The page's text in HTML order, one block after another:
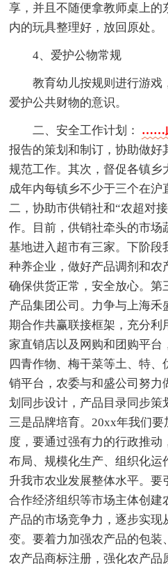
享，并且不随便拿教师桌上的
内的玩具整理好，放回原处。
4、爱护公物常规
教育幼儿按规则进行游戏
爱护公共财物的意识。
二、安全工作计划： ……
报告的策划和制订，协助做好
规范工作。其次，督促各镇乡
成年内每镇乡不少于三个在沪
二，协助市供销社和“农超对
作。目前，供销社牵头的市场
基地进入超市有三家。下阶段
种养企业，做好产品调剂和农
确保供货正常，安全放心。第
产品集团公司。力争与上海禾
期合作共赢联接框架，充分利
家直销店以及网购和团购平台
四青作物、梅干菜等土、特
销平台，农委与和盛公司努力
划同步设计，产品目录同步策
三是品牌培育。20xx年我们
度，要通过强有力的行政推
布局、规模化生产、组织化运
升我市农业发展整体水平。要
合作经济组织等市场主体创建
产品的市场竞争力，逐步实现
变。要着力加强农产品的包装
农产品商标注册，强化农产品